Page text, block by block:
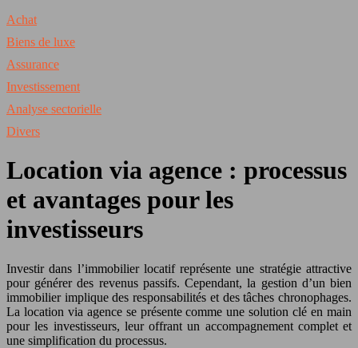
Achat
Biens de luxe
Assurance
Investissement
Analyse sectorielle
Divers
Location via agence : processus
et avantages pour les
investisseurs
Investir dans l’immobilier locatif représente une stratégie attractive
pour générer des revenus passifs. Cependant, la gestion d’un bien
immobilier implique des responsabilités et des tâches chronophages.
La location via agence se présente comme une solution clé en main
pour les investisseurs, leur offrant un accompagnement complet et
une simplification du processus.